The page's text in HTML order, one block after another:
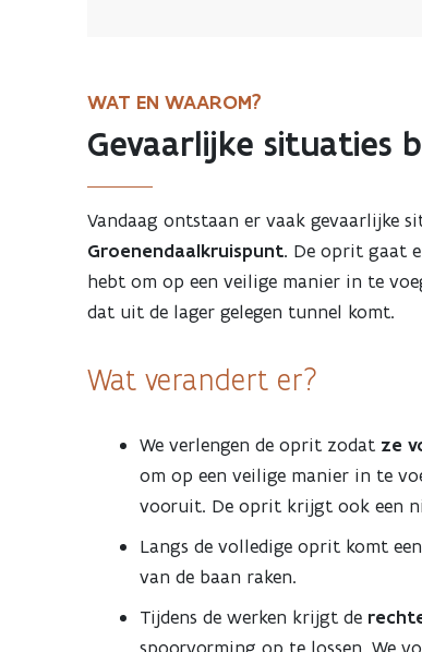
WAT EN WAAROM?
Gevaarlijke situaties
Vandaag ontstaan er vaak gevaarlijke
Groenendaalkruispunt. De oprit gaat
hebt om op een veilige manier in te
dat uit de lager gelegen tunnel komt.
Wat verandert er?
We verlengen de oprit zodat ze
om op een veilige manier in te
vooruit. De oprit krijgt ook een
Langs de volledige oprit komt een
van de baan raken.
Tijdens de werken krijgt de